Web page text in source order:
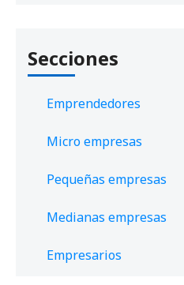
Secciones
Emprendedores
Micro empresas
Pequeñas empresas
Medianas empresas
Empresarios